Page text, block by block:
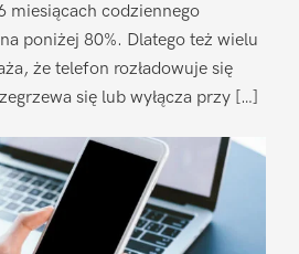
miesiącach codziennego
poniżej 80%. Dlatego też wielu
że telefon rozładowuje się
się lub wyłącza przy […]